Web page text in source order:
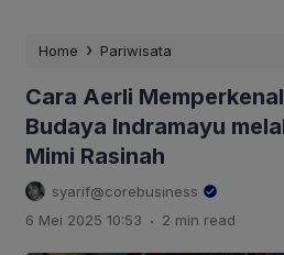
Home › Pariwisata
Cara Aerli
Budaya Indramayu
Mimi Rasinah
syarif@corebusiness
6 Mei 2025 10:53 . 2 min read